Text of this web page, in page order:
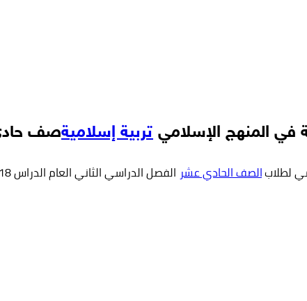
في المنهج الإسلامي تربية إسلاميةصف
لطلابالصف الحادي عشر الفصل الدراسي الثاني العام الدراس 2018-2019 .